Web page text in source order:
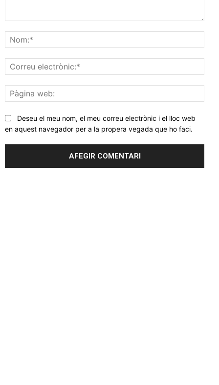
web:
Deseu el meu nom, el meu correu electrònic i el lloc web
en aquest navegador per a la propera vegada que ho faci.